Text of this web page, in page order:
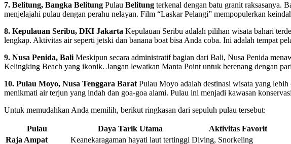
7. Belitung, Bangka Belitung Pulau Belitung terkenal dengan batu granit raksasanya.
menjelajahi pulau dengan perahu nelayan. Film “Laskar Pelangi” mempopulerkan
8. Kepulauan Seribu, DKI Jakarta Kepulauan Seribu adalah pilihan wisata bahari
lengkap. Aktivitas air seperti jetski dan banana boat bisa Anda coba. Ini adalah tempat
9. Nusa Penida, Bali Meskipun secara administratif bagian dari Bali, Nusa Penida
Kelingking Beach yang ikonik. Jangan lewatkan Manta Point untuk berenang dengan
10. Pulau Moyo, Nusa Tenggara Barat Pulau Moyo adalah destinasi wisata yang
menikmati air terjun yang indah dan goa-goa alami. Pulau ini menjadi kawasan
Untuk memudahkan Anda memilih, berikut ringkasan dari sepuluh pulau tersebut:
Pulau Daya Tarik Utama
Aktivitas Favorit
Raja Ampat
Keanekaragaman hayati laut tertinggi Diving, Snorkeling